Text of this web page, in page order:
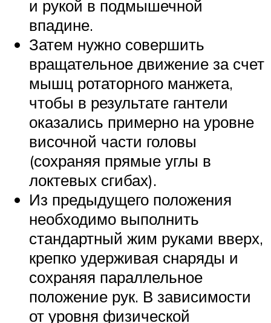
и рукой в подмышечной
впадине.
Затем нужно совершить
вращательное движение за счет
мышц ротаторного манжета,
чтобы в результате гантели
оказались примерно на уровне
височной части головы
(сохраняя прямые углы в
локтевых сгибах).
Из предыдущего положения
необходимо выполнить
стандартный жим руками вверх,
крепко удерживая снаряды и
сохраняя параллельное
положение рук. В зависимости
от уровня физической